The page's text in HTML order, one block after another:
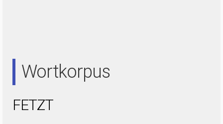
Wortkorpus
FETZT